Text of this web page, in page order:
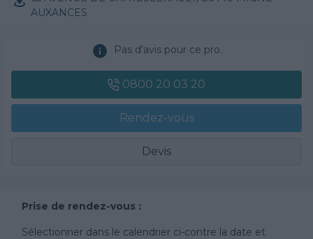
AUXANCES
Pas d'avis pour ce pro.
0800 20 03 20
Rendez-vous
Devis
Prise de rendez-vous :
Sélectionner dans le calendrier ci-contre la date et